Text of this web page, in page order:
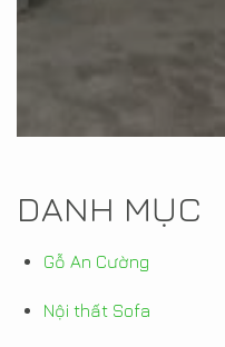
DANH MỤC
Gỗ An Cường
Nội thất Sofa